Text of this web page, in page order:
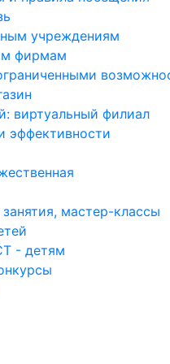
учреждениям
фирмам
виртуальный филиал
эффективности
мастер-классы
- детям